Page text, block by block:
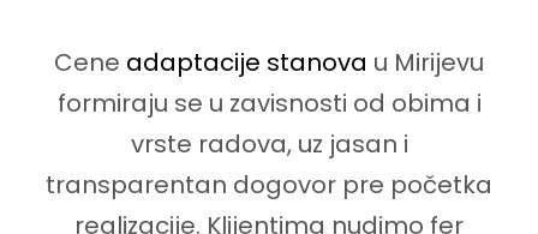
Cene adaptacije stanova u Mirijevu
formiraju se u zavisnosti od obima i
vrste radova, uz jasan i
transparentan dogovor pre početka
realizacije. Klijentima nudimo fer